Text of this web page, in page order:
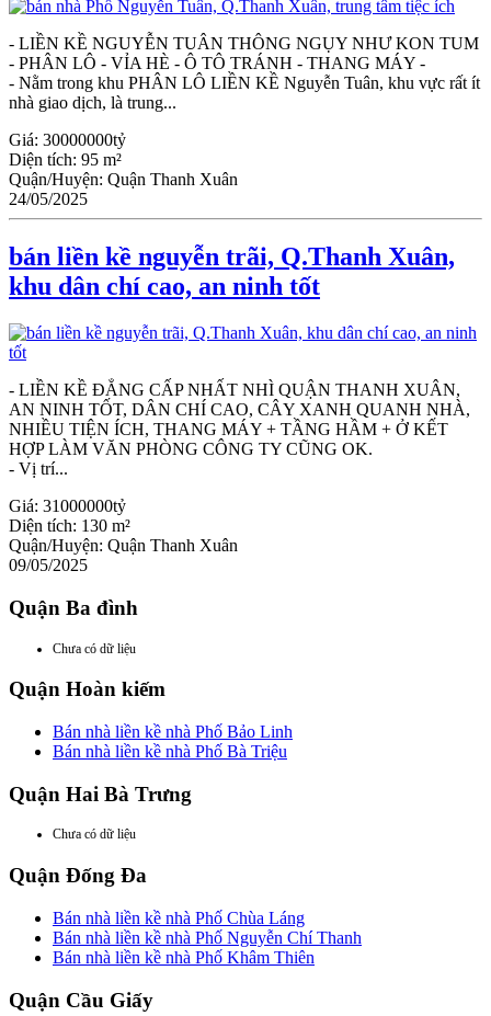
- LIỀN KỀ NGUYỄN TUÂN THÔNG NGỤY NHƯ KON TUM
- PHÂN LÔ - VỈA HÈ - Ô TÔ TRÁNH - THANG MÁY -
- Nằm trong khu PHÂN LÔ LIỀN KỀ Nguyễn Tuân, khu vực rất ít
nhà giao dịch, là trung...
Giá: 30000000tỷ
Diện tích: 95 m²
Quận/Huyện: Quận Thanh Xuân
24/05/2025
bán liền kề nguyễn trãi, Q.Thanh Xuân,
khu dân chí cao, an ninh tốt
- LIỀN KỀ ĐẲNG CẤP NHẤT NHÌ QUẬN THANH XUÂN,
AN NINH TỐT, DÂN CHÍ CAO, CÂY XANH QUANH NHÀ,
NHIỀU TIỆN ÍCH, THANG MÁY + TẦNG HẦM + Ở KẾT
HỢP LÀM VĂN PHÒNG CÔNG TY CŨNG OK.
- Vị trí...
Giá: 31000000tỷ
Diện tích: 130 m²
Quận/Huyện: Quận Thanh Xuân
09/05/2025
Quận Ba đình
Chưa có dữ liệu
Quận Hoàn kiếm
Bán nhà liền kề nhà Phố Bảo Linh
Bán nhà liền kề nhà Phố Bà Triệu
Quận Hai Bà Trưng
Chưa có dữ liệu
Quận Đống Đa
Bán nhà liền kề nhà Phố Chùa Láng
Bán nhà liền kề nhà Phố Nguyễn Chí Thanh
Bán nhà liền kề nhà Phố Khâm Thiên
Quận Cầu Giấy